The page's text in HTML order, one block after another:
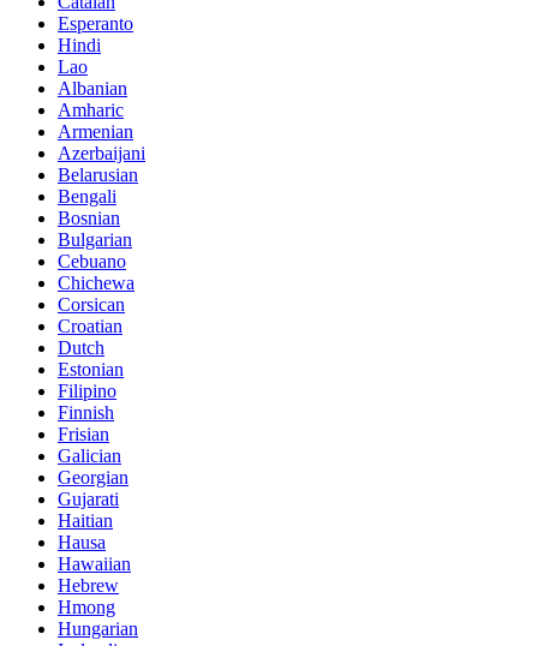
Esperanto
Hindi
Lao
Albanian
Amharic
Armenian
Azerbaijani
Belarusian
Bengali
Bosnian
Bulgarian
Cebuano
Chichewa
Corsican
Croatian
Dutch
Estonian
Filipino
Finnish
Frisian
Galician
Georgian
Gujarati
Haitian
Hausa
Hawaiian
Hebrew
Hmong
Hungarian